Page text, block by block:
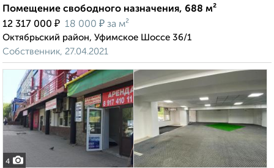
Помещение свободного назначения, 688 м²
12 317 000 ₽ 18 000 ₽ за м²
Октябрьский район, Уфимское Шоссе 36/1
Собственник, 27.04.2021
4